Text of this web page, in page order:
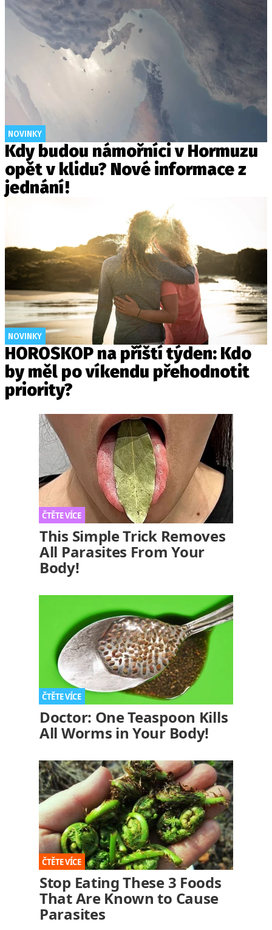
NOVINKY
Kdy budou námořníci v Hormuzu
opět v klidu? Nové informace z
jednání!
NOVINKY
HOROSKOP na příští týden: Kdo
by měl po víkendu přehodnotit
priority?
This Simple Trick Removes
All Parasites From Your
Body!
Doctor: One Teaspoon Kills
All Worms in Your Body!
Stop Eating These 3 Foods
That Are Known to Cause
Parasites